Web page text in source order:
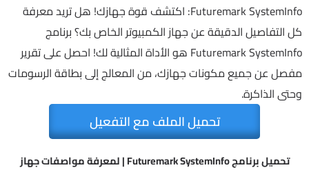
Futuremark SystemInfo: اكتشف قوة جهازك! هل تريد معرفة
كل التفاصيل الدقيقة عن جهاز الكمبيوتر الخاص بك؟ برنامج
Futuremark SystemInfo هو الأداة المثالية لك! احصل على تقرير
مفصل عن جميع مكونات جهازك، من المعالج إلى بطاقة الرسومات
وحتى الذاكرة.
تحميل الملف مع التفعيل
تحميل برنامج Futuremark SystemInfo | لمعرفة مواصفات جهاز